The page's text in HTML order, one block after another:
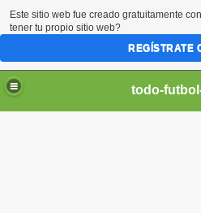
todo-
Este sitio web fue creado gratuitamente con
tener tu propio sitio web?
REGÍSTRATE